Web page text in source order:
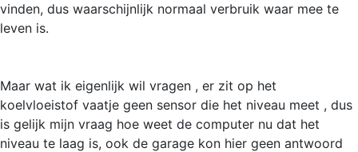
vinden, dus waarschijnlijk normaal verbruik waar mee te
leven is.
Maar wat ik eigenlijk wil vragen , er zit op het
koelvloeistof vaatje geen sensor die het niveau meet , dus
is gelijk mijn vraag hoe weet de computer nu dat het
niveau te laag is, ook de garage kon hier geen antwoord